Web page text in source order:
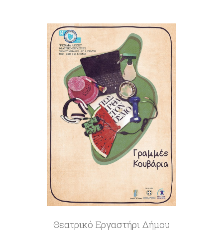
Θεατρικό Εργαστήρι Δήμου